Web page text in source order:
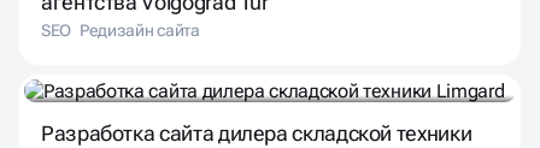
SEO продвижение сайта туристического
агентства Volgograd Tur